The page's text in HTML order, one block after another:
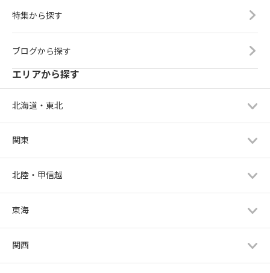
019 宮城県
Lily Mariage （リリィマリアージュ）　松沢明希子
とら婚　田中裕子
021 山形県
ブライトライフコンサルタント　齋藤直美
ウェディングマーチ　南川沙登己
024
特集から探す
ブログから探す
エリアから探す
北海道・東北
関東
北陸・甲信越
東海
関西